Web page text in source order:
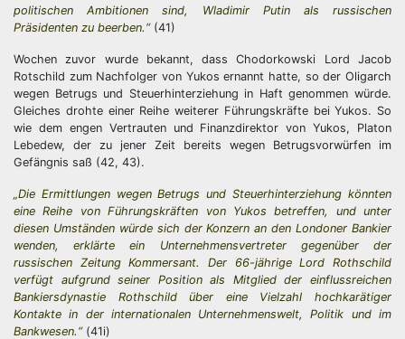
politischen Ambitionen sind, Wladimir Putin als russischen
Präsidenten zu beerben.“(41)
Wochen zuvor wurde bekannt, dass Chodorkowski Lord Jacob
Rotschild zum Nachfolger von Yukos ernannt hatte, so der Oligarch
wegen Betrugs und Steuerhinterziehung in Haft genommen würde.
Gleiches drohte einer Reihe weiterer Führungskräfte bei Yukos. So
wie dem engen Vertrauten und Finanzdirektor von Yukos, Platon
Lebedew, der zu jener Zeit bereits wegen Betrugsvorwürfen im
Gefängnis saß (42, 43).
„Die Ermittlungen wegen Betrugs und Steuerhinterziehung könnten
eine Reihe von Führungskräften von Yukos betreffen, und unter
diesen Umständen würde sich der Konzern an den Londoner Bankier
wenden, erklärte ein Unternehmensvertreter gegenüber der
russischen Zeitung Kommersant. Der 66-jährige Lord Rothschild
verfügt aufgrund seiner Position als Mitglied der einflussreichen
Bankiersdynastie Rothschild über eine Vielzahl hochkarätiger
Kontakte in der internationalen Unternehmenswelt, Politik und im
Bankwesen.“(41i)